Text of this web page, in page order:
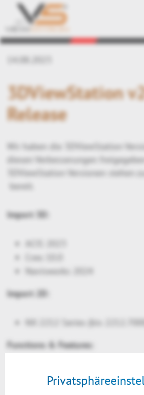
Zurück
3DViewStation
Release
Wir haben die 3DViewStation
diesen Verbesserungen
3DViewStation Versionen stehen
bereit.
Import 3D:
ACIS 2023
Creo 10.0
Navisworks 2024
Import 2D:
NX 2212 Series (bis 2212.7000)
Functions & Features:
Neu: Laden von NX-
Referenzen